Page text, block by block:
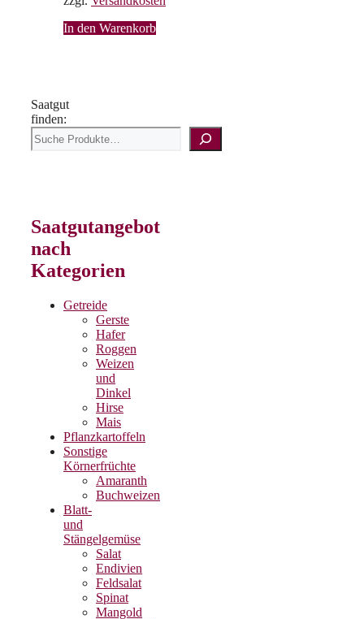
In den Warenkorb
Saatgut
finden:
Saatgutangebot
nach
Kategorien
Getreide
Gerste
Hafer
Roggen
Weizen
und
Dinkel
Hirse
Mais
Pflanzkartoffeln
Sonstige
Körnerfrüchte
Amaranth
Buchweizen
Blatt-
und
Stängelgemüse
Salat
Endivien
Feldsalat
Spinat
Mangold